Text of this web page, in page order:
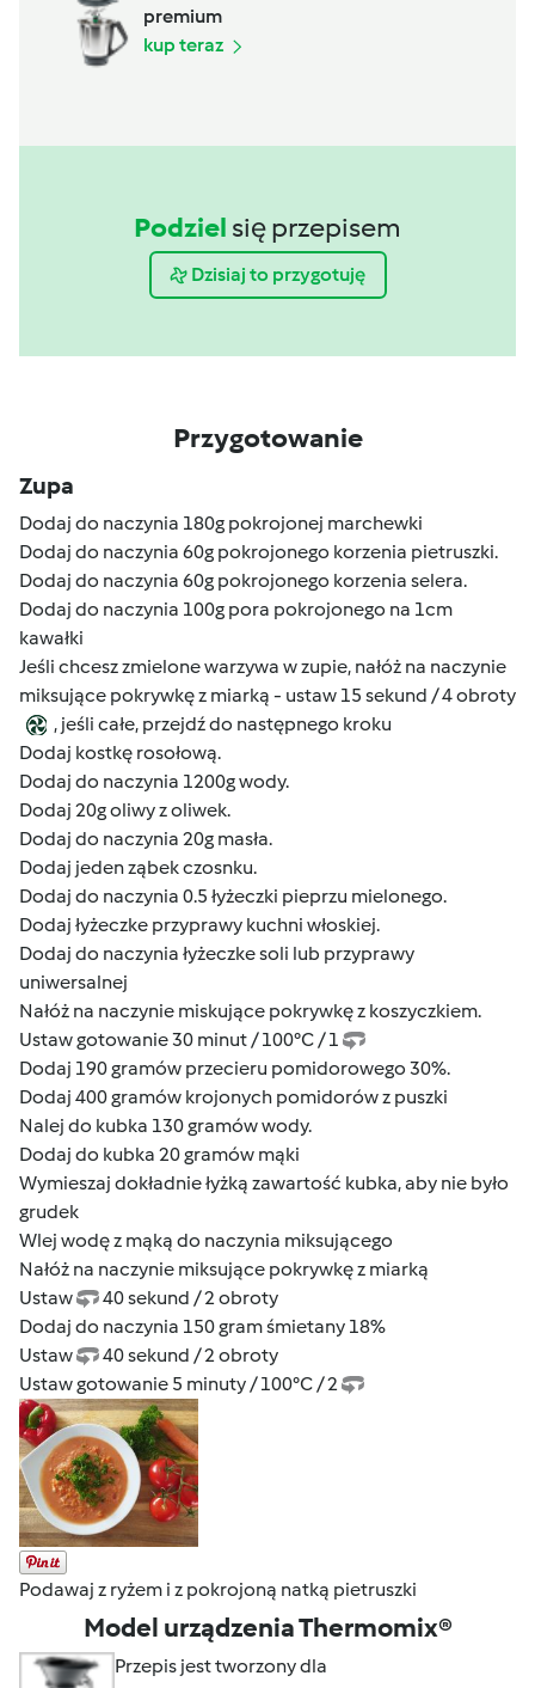
premium
kup teraz
Podziel się przepisem
Dzisiaj to przygotuję
Przygotowanie
Zupa
Dodaj do naczynia 180g pokrojonej marchewki
Dodaj do naczynia 60g pokrojonego korzenia pietruszki.
Dodaj do naczynia 60g pokrojonego korzenia selera.
Dodaj do naczynia 100g pora pokrojonego na 1cm
kawałki
Jeśli chcesz zmielone warzywa w zupie, nałóż na naczynie
miksujące pokrywkę z miarką - ustaw 15 sekund / 4 obroty
, jeśli całe, przejdź do następnego kroku
Dodaj kostkę rosołową.
Dodaj do naczynia 1200g wody.
Dodaj 20g oliwy z oliwek.
Dodaj do naczynia 20g masła.
Dodaj jeden ząbek czosnku.
Dodaj do naczynia 0.5 łyżeczki pieprzu mielonego.
Dodaj łyżeczke przyprawy kuchni włoskiej.
Dodaj do naczynia łyżeczke soli lub przyprawy
uniwersalnej
Nałóż na naczynie miskujące pokrywkę z koszyczkiem.
Ustaw gotowanie 30 minut / 100°C / 1
Dodaj 190 gramów przecieru pomidorowego 30%.
Dodaj 400 gramów krojonych pomidorów z puszki
Nalej do kubka 130 gramów wody.
Dodaj do kubka 20 gramów mąki
Wymieszaj dokładnie łyżką zawartość kubka, aby nie było
grudek
Wlej wodę z mąką do naczynia miksującego
Nałóż na naczynie miksujące pokrywkę z miarką
Ustaw
40 sekund / 2 obroty
Dodaj do naczynia 150 gram śmietany 18%
Ustaw
40 sekund / 2 obroty
Ustaw gotowanie 5 minuty / 100°C / 2
Podawaj z ryżem i z pokrojoną natką pietruszki
Model urządzenia Thermomix®
Przepis jest tworzony dla